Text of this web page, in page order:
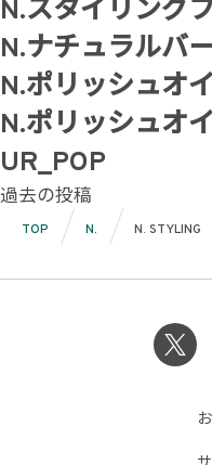
N.スタイリング
N.ナチュラルバ
N.ポリッシュオ
N.ポリッシュオ
UR_POP
投
稿
ナ
過去の投稿
TOP N. N. STYLING